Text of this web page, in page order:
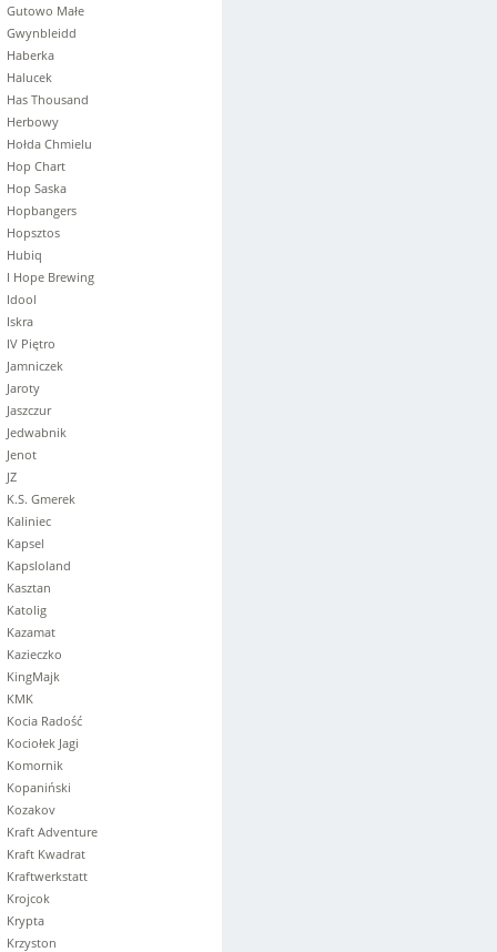
Gutowo Małe
Gwynbleidd
Haberka
Halucek
Has Thousand
Herbowy
Hołda Chmielu
Hop Chart
Hop Saska
Hopbangers
Hopsztos
Hubiq
I Hope Brewing
Idool
Iskra
IV Piętro
Jamniczek
Jaroty
Jaszczur
Jedwabnik
Jenot
JZ
K.S. Gmerek
Kaliniec
Kapsel
Kapsloland
Kasztan
Katolig
Kazamat
Kazieczko
KingMajk
KMK
Kocia Radość
Kociołek Jagi
Komornik
Kopaniński
Kozakov
Kraft Adventure
Kraft Kwadrat
Kraftwerkstatt
Krojcok
Krypta
Krzyston